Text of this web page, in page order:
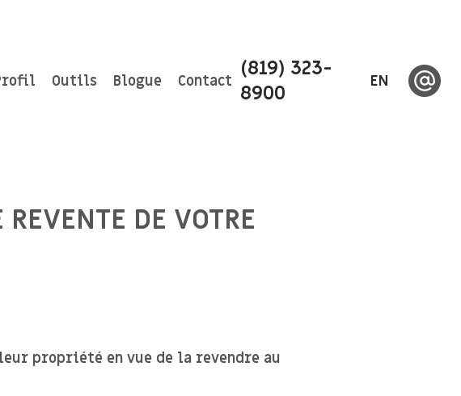
Outils Blogue Contact (819) 323-
8900
EN
DE VOTRE
propriété en vue de la revendre au